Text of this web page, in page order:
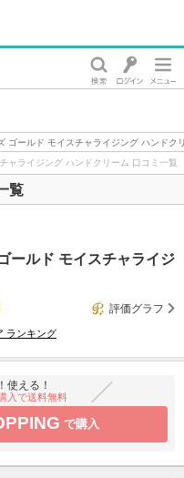
ゴールド モイスチャライジング ハンドク
ャライジング ハンドクリーム 口コミ一覧
覧
ールド モイスチャライジ
評価グラフ
ランキング
使える！
入で送料無料
で購入